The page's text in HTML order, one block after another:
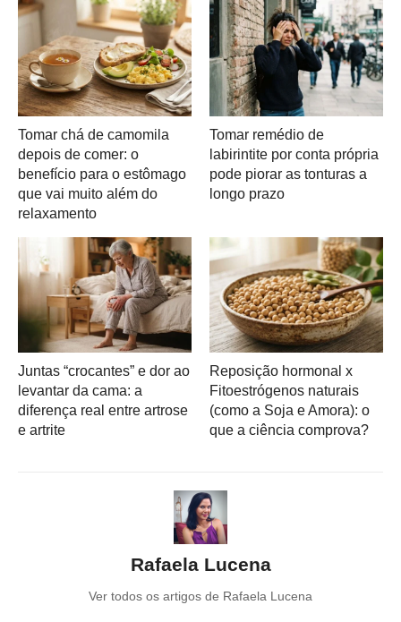
Tomar chá de camomila
depois de comer: o
benefício para o estômago
que vai muito além do
relaxamento
Tomar remédio de
labirintite por conta própria
pode piorar as tonturas a
longo prazo
Juntas “crocantes” e dor ao
levantar da cama: a
diferença real entre artrose
e artrite
Reposição hormonal x
Fitoestrógenos naturais
(como a Soja e Amora): o
que a ciência comprova?
Rafaela Lucena
Ver todos os artigos de Rafaela Lucena